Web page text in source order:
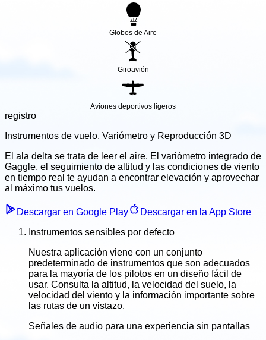
Globos de Aire
Giroavión
Aviones deportivos ligeros
registro
Instrumentos de vuelo, Variómetro y Reproducción 3D
El ala delta se trata de leer el aire. El variómetro integrado de
Gaggle, el seguimiento de altitud y las condiciones de viento
en tiempo real te ayudan a encontrar elevación y aprovechar
al máximo tus vuelos.
Descargar en Google Play
Descargar en la App Store
Instrumentos sensibles por defecto
Nuestra aplicación viene con un conjunto
predeterminado de instrumentos que son adecuados
para la mayoría de los pilotos en un diseño fácil de
usar. Consulta la altitud, la velocidad del suelo, la
velocidad del viento y la información importante sobre
las rutas de un vistazo.
Señales de audio para una experiencia sin pantallas